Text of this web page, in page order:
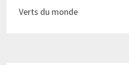
Verts du monde